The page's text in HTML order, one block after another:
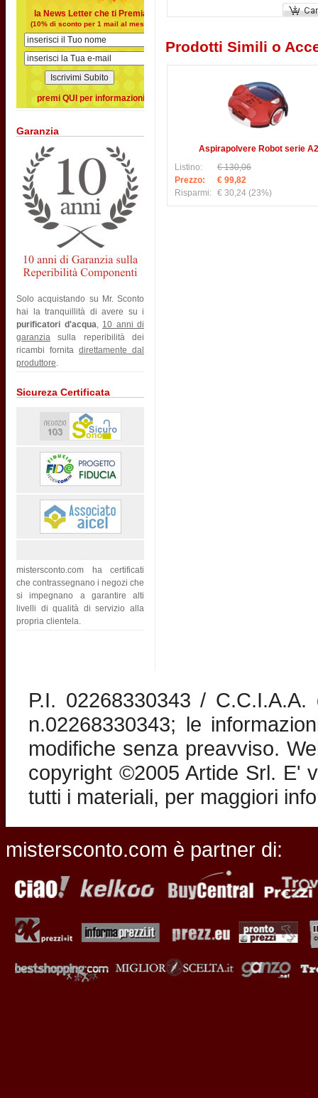
la News Letter che ti Premia
(10% di sconto per 1 mail al mese)
premi QUI per informazioni
Garanzia
Solo acquistando su Mr. Sconto
hai la tranquillità di avere su i
purificatori d'acqua, 10 anni di
garanzia sulla reperibilità dei
ricambi fornita direttamente dal
produttore.
Sicureza Certificata
mistersconto.com ha certificati
che contrassegnano i negozi che
si impegnano a garantire alti
livelli di qualità di servizio alla
propria clientela.
Prodotti Simili o
Aspirapolvere Robot serie A2
Listino:
€ 130,06
Prezzo:
€ 99,82
Risparmi: € 30,24 (23%)
P.I. 02268330343 /
n.02268330343; le
modifiche senza preavviso.
copyright ©2005 Artide Srl. E'
tutti i materiali, per maggiori
mistersconto.com è partner di: